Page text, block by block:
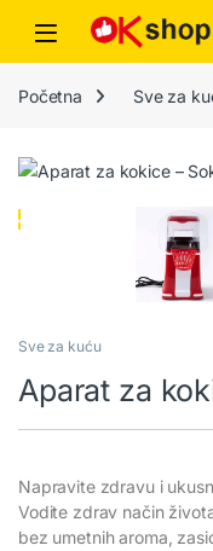
Početna Sve za
Sve za kuću
Aparat za
Napravite zdravu i
Vodite zdrav način
bez umetnih aroma,